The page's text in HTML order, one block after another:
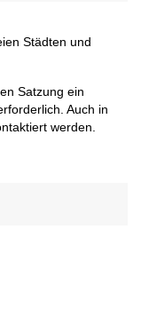
Städten und
Satzung ein
Auch in
werden.